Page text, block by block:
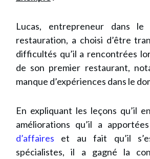
Lucas, entrepreneur dans
restauration, a choisi d’être
difficultés qu’il a rencontrées
de son premier restaurant,
manque d’expériences dans le
En expliquant les leçons qu’il
améliorations qu’il a
d’affaires et au fait qu’il
spécialistes, il a gagné la